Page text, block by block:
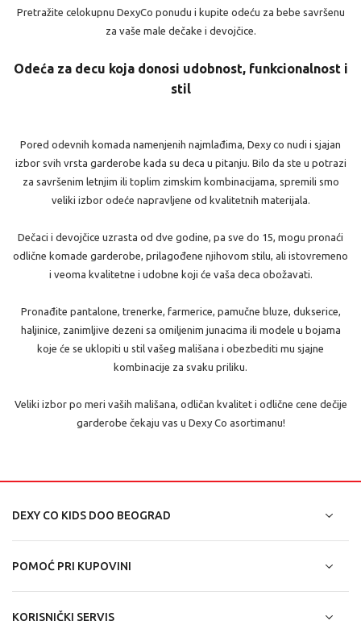
Pretražite celokupnu DexyCo ponudu i kupite odeću za bebe savršenu
za vaše male dečake i devojčice.
Odeća za decu koja donosi udobnost, funkcionalnost i
stil
Pored odevnih komada namenjenih najmlađima, Dexy co nudi i sjajan
izbor svih vrsta garderobe kada su deca u pitanju. Bilo da ste u potrazi
za savršenim letnjim ili toplim zimskim kombinacijama, spremili smo
veliki izbor odeće napravljene od kvalitetnih materijala.
Dečaci i devojčice uzrasta od dve godine, pa sve do 15, mogu pronaći
odlične komade garderobe, prilagođene njihovom stilu, ali istovremeno
i veoma kvalitetne i udobne koji će vaša deca obožavati.
Pronađite pantalone, trenerke, farmerice, pamučne bluze, dukserice,
haljinice, zanimljive dezeni sa omiljenim junacima ili modele u bojama
koje će se uklopiti u stil vašeg mališana i obezbediti mu sjajne
kombinacije za svaku priliku.
Veliki izbor po meri vaših mališana, odličan kvalitet i odlične cene dečije
garderobe čekaju vas u Dexy Co asortimanu!
DEXY CO KIDS DOO BEOGRAD
POMOĆ PRI KUPOVINI
KORISNIČKI SERVIS